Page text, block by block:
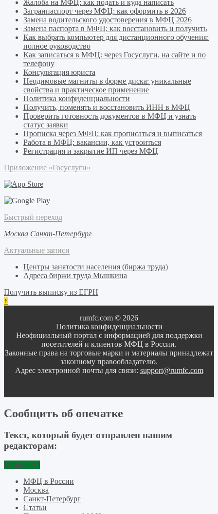
Жалоба на МФЦ: как подать и куда написать
Загранпаспорт через МФЦ: как оформить в 2026
Замена водительского удостоверения в МФЦ 2026
Замена паспорта в МФЦ: как восстановить и получить
Как выбрать компьютер для дистанционного обучения:
полное руководство
Как записаться в МФЦ: через Госуслуги, на сайте и по
телефону
Консультация юриста
Неодимовые магниты в форме диска: уникальные
свойства и практическое применение
Политика конфиденциальности
Получить, поменять и восстановить ИНН в МФЦ
Проверить готовность документов в МФЦ и узнать
статус заявки
Прописка через МФЦ: как прописаться и выписаться
Работа в МФЦ: вакансии, как устроиться
Регистрация и закрытие ИП через МФЦ
Приложение «Госуслуги»
Быстрый переход
Москва Санкт-Петербург
Актуальные записи
Центры занятости населения (биржа труда)
Адреса биржи труда Мышкина
Получить выписку из ЕГРН
↑
rumfc.com © 2026
Политика конфиденциальности
Неофициальный портал с информацией для поддержки
посетителей и клиентов МФЦ в России.
Законные права на торговые марки и материалы принадлежат
законному правообладателю.
Адрес электронной почты для связи: support@rumfc.com
Сообщить об опечатке
Текст, который будет отправлен нашим
редакторам:
Отправить
МФЦ в России
Москва
Санкт-Петербург
Статьи